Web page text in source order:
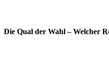
Die Qual der Wahl – Welcher